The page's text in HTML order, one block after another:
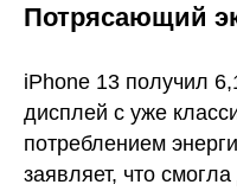
Потрясающий
iPhone 13 получил
дисплей c уже
потреблением
заявляет, что